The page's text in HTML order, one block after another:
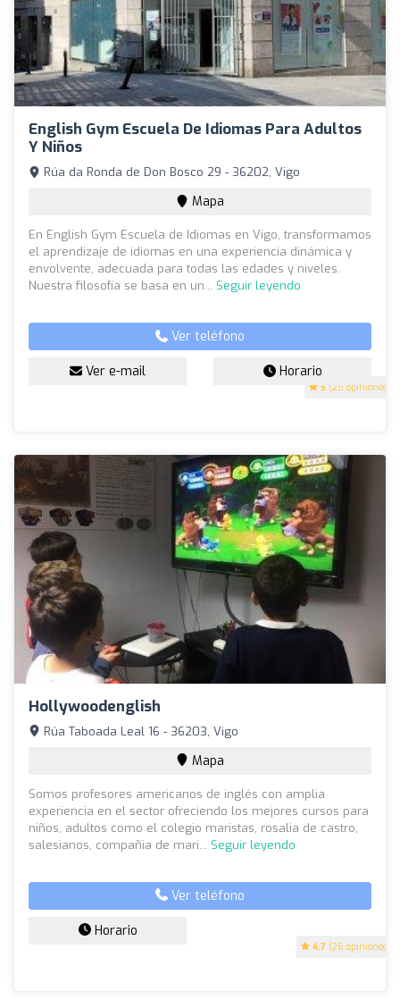
English Gym Escuela De Idiomas Para Adultos
Y Niños
5 (25 opiniones)
Rúa da Ronda de Don Bosco 29 - 36202, Vigo
Mapa
En English Gym Escuela de Idiomas en Vigo, transformamos
el aprendizaje de idiomas en una experiencia dinámica y
envolvente, adecuada para todas las edades y niveles.
Nuestra filosofía se basa en un... Seguir leyendo
Ver teléfono
Ver e-mail Horario
Hollywoodenglish
4.7 (26 opiniones)
Rúa Taboada Leal 16 - 36203, Vigo
Mapa
Somos profesores americanos de inglés con amplia
experiencia en el sector ofreciendo los mejores cursos para
niños, adultos como el colegio maristas, rosalia de castro,
salesianos, compañia de mari... Seguir leyendo
Ver teléfono
Horario